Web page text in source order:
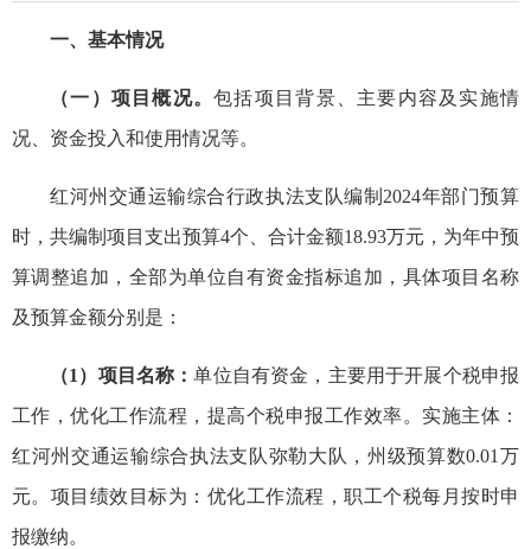
一、基本情况
（一）项目概况。包括项目背景、主要内容及实施情
况、资金投入和使用情况等。
红河州交通运输综合行政执法支队编制2024年部门预算
时，共编制项目支出预算4个、合计金额18.93万元，为年中预
算调整追加，全部为单位自有资金指标追加，具体项目名称
及预算金额分别是：
（1）项目名称：单位自有资金，主要用于开展个税申报
工作，优化工作流程，提高个税申报工作效率。实施主体：
红河州交通运输综合执法支队弥勒大队，州级预算数0.01万
元。项目绩效目标为：优化工作流程，职工个税每月按时申
报缴纳。